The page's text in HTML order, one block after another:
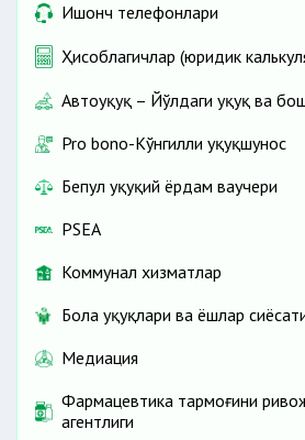
Ишонч телефонлари
Ҳисоблагичлар (юридик
Автоҳуқуқ – Йўлдаги ҳуқуқ ва
Pro bono-Кўнгилли ҳуқуқшунос
Бепул ҳуқуқий ёрдам ваучери
PSEA
Коммунал хизматлар
Бола ҳуқуқлари ва ёшлар
Медиация
Фармацевтика тармоғини
агентлиги